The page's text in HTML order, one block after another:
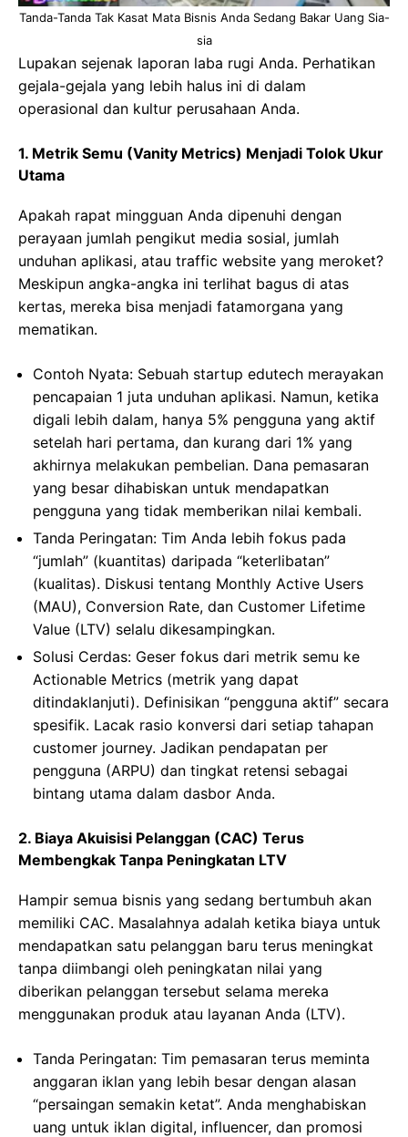
Tanda-Tanda Tak Kasat Mata Bisnis Anda Sedang Bakar Uang Sia-
sia
Lupakan sejenak laporan laba rugi Anda. Perhatikan
gejala-gejala yang lebih halus ini di dalam
operasional dan kultur perusahaan Anda.
1. Metrik Semu (Vanity Metrics) Menjadi Tolok Ukur
Utama
Apakah rapat mingguan Anda dipenuhi dengan
perayaan jumlah pengikut media sosial, jumlah
unduhan aplikasi, atau traffic website yang meroket?
Meskipun angka-angka ini terlihat bagus di atas
kertas, mereka bisa menjadi fatamorgana yang
mematikan.
Contoh Nyata: Sebuah startup edutech merayakan
pencapaian 1 juta unduhan aplikasi. Namun, ketika
digali lebih dalam, hanya 5% pengguna yang aktif
setelah hari pertama, dan kurang dari 1% yang
akhirnya melakukan pembelian. Dana pemasaran
yang besar dihabiskan untuk mendapatkan
pengguna yang tidak memberikan nilai kembali.
Tanda Peringatan: Tim Anda lebih fokus pada
“jumlah” (kuantitas) daripada “keterlibatan”
(kualitas). Diskusi tentang Monthly Active Users
(MAU), Conversion Rate, dan Customer Lifetime
Value (LTV) selalu dikesampingkan.
Solusi Cerdas: Geser fokus dari metrik semu ke
Actionable Metrics (metrik yang dapat
ditindaklanjuti). Definisikan “pengguna aktif” secara
spesifik. Lacak rasio konversi dari setiap tahapan
customer journey. Jadikan pendapatan per
pengguna (ARPU) dan tingkat retensi sebagai
bintang utama dalam dasbor Anda.
2. Biaya Akuisisi Pelanggan (CAC) Terus
Membengkak Tanpa Peningkatan LTV
Hampir semua bisnis yang sedang bertumbuh akan
memiliki CAC. Masalahnya adalah ketika biaya untuk
mendapatkan satu pelanggan baru terus meningkat
tanpa diimbangi oleh peningkatan nilai yang
diberikan pelanggan tersebut selama mereka
menggunakan produk atau layanan Anda (LTV).
Tanda Peringatan: Tim pemasaran terus meminta
anggaran iklan yang lebih besar dengan alasan
“persaingan semakin ketat”. Anda menghabiskan
uang untuk iklan digital, influencer, dan promosi